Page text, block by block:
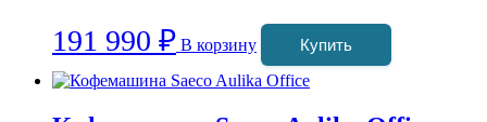
191 990 ₽ В корзину Купить